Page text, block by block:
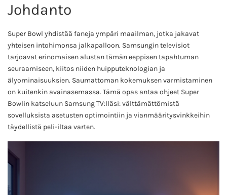
Johdanto
Super Bowl yhdistää faneja ympäri maailman, jotka jakavat
yhteisen intohimonsa jalkapalloon. Samsungin televisiot
tarjoavat erinomaisen alustan tämän eeppisen tapahtuman
seuraamiseen, kiitos niiden huipputeknologian ja
älyominaisuuksien. Saumattoman kokemuksen varmistaminen
on kuitenkin avainasemassa. Tämä opas antaa ohjeet Super
Bowlin katseluun Samsung TV:lläsi: välttämättömistä
sovelluksista asetusten optimointiin ja vianmääritysvinkkeihin
täydellistä peli-iltaa varten.